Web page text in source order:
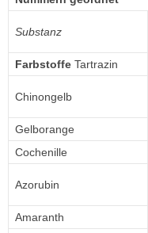
Substanz
Farbstoffe Tartrazin
Chinongelb
Gelborange
Cochenille
Azorubin
Amaranth